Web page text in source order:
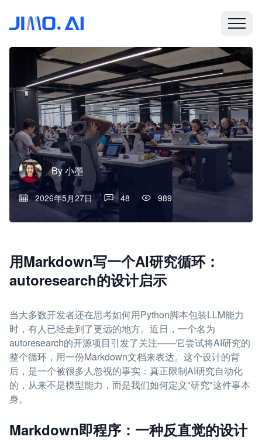
By小墨
2026年5月27日 48 989
用Markdown写一个AI研究循环：
autoresearch的设计启示
当大多数开发者还在思考如何用Python脚本包装LLM能力
时，有人已经走到了更远的地方。近日，一个名为
autoresearch的开源项目引发了关注——它尝试将AI研究的
整个循环，用一份Markdown文档来表达。这个设计的背
后，是一个被很多人忽视的事实：真正限制AI研究自动化
的，从来不是模型能力，而是我们如何定义"研究"这件事本
身。
Markdown即程序：一种反直觉的设计